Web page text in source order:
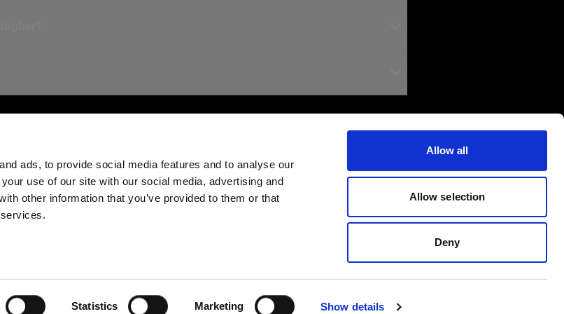
ads, to provide social media features and to analyse our
use of our site with our social media, advertising and
other information that you’ve provided to them or that
Statistics Marketing Show details
Allow all
Allow selection
Deny
Share the Light Withdrawal your order